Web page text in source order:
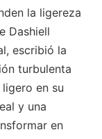
la ligereza
Dashiell
escribió la
turbulenta
en su
y una
en